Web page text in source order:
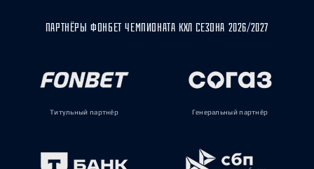
ПАРТНЁРЫ ФОНБЕТ ЧЕМПИОНАТА КХЛ СЕЗОНА 2026/2027
Титульный партнёр Генеральный партнёр